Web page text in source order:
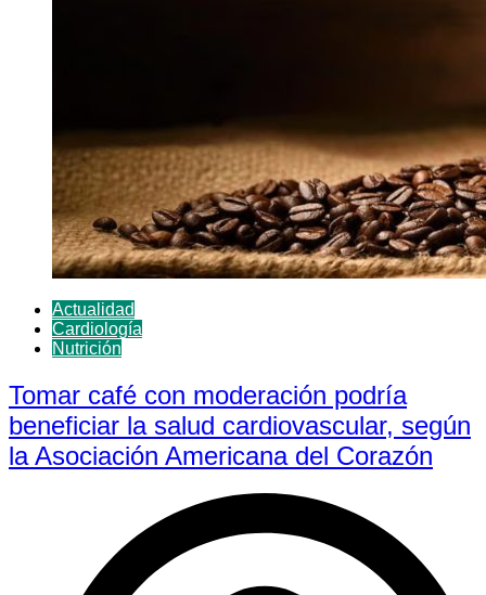
Actualidad
Cardiología
Nutrición
Tomar café con moderación podría
beneficiar la salud cardiovascular, según
la Asociación Americana del Corazón